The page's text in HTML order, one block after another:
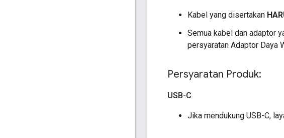
Kabel yang disertakan
Semua kabel dan adaptor
persyaratan Adaptor Daya
Persyaratan Produk:
USB-C
Jika mendukung USB-C,